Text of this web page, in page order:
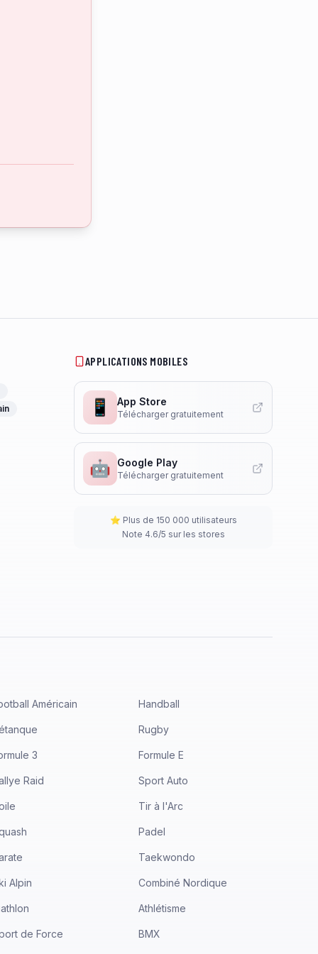
APPLICATIONS MOBILES
📱 App Store
Télécharger gratuitement
🤖 Google Play
Télécharger gratuitement
⭐ Plus de 150 000 utilisateurs
Note 4.6/5 sur les stores
Américain Handball
Rugby
3 Formule E
Raid Sport Auto
Tir à l'Arc
Padel
Taekwondo
Alpin Combiné Nordique
Athlétisme
de Force BMX